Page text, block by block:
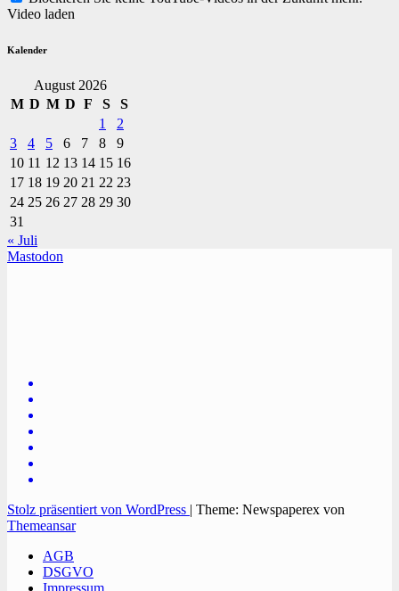
Video laden
Kalender
August 2026
M D M D F S
S
1
2
3
4 5 6 7 8
9
10 11 12 13 14 15 16
17 18 19 20 21 22 23
24 25 26 27 28 29 30
31
« Juli
Mastodon
Stolz präsentiert von WordPress | Theme: Newspaperex von
Themeansar
AGB
DSGVO
Impressum